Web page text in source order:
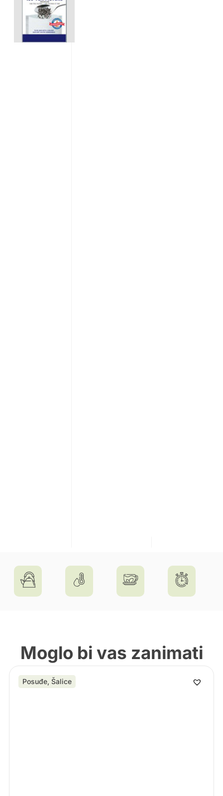
Moglo bi vas zanimati
Posuđe, Šalice